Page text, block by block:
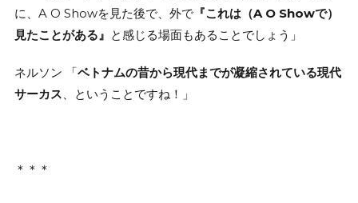
に、A O Showを見た後で、外で『これは（A O Showで）
見たことがある』 と感じる場面もあることでしょう」
ネルソン 「ベトナムの昔から現代までが凝縮されている現代
サーカス、ということですね！」
＊＊＊